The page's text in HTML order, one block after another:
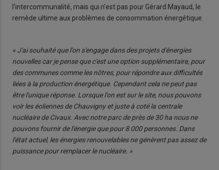
l'intercommunalité, mais qui n'est pas pour Gérard Mayaud, le
remède ultime aux problèmes de consommation énergétique.
« J'ai souhaité que l'on s'engage dans des projets d'énergies
nouvelles car je pense que c'est une option supplémentaire, pour
des communes comme les nôtres, pour répondre aux difficultés
liées à la production énergétique. Cependant cela ne peut pas
être l'unique réponse. Lorsque l'on est sur le site, nous pouvons
voir les éoliennes de Chauvigny et juste à coté la centrale
nucléaire de Civaux. Avec notre parc de près de 30 ha nous ne
pouvons fournir de l'énergie que pour 8 000 personnes. Dans
l'état actuel, les énergies renouvelables ne génèrent pas assez de
puissance pour remplacer le nucléaire. »